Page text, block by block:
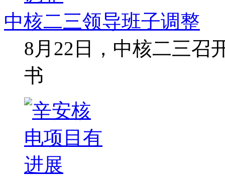
中核二三领导班子调整
8月22日，中核二三召
书